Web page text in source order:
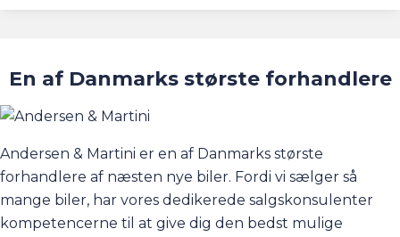
En af Danmarks største forhandlere
Andersen & Martini er en af Danmarks største
forhandlere af næsten nye biler. Fordi vi sælger så
mange biler, har vores dedikerede salgskonsulenter
kompetencerne til at give dig den bedst mulige